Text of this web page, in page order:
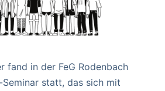
fand in der FeG Rodenbach
statt, das sich mit